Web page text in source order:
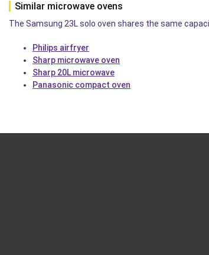
Similar microwave ovens
The Samsung 23L solo oven shares the same
Philips airfryer
Sharp microwave oven
Sharp 20L microwave
Panasonic compact oven